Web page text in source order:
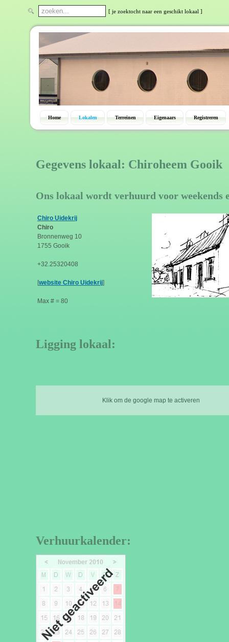
[ je zoektocht naar een geschikt lokaal ]
Home Lokalen Terreinen Eigenaars Registreren
Gegevens lokaal: Chiroheem Gooik
Ons lokaal wordt verhuurd voor weekends
Chiro Uidekrij
Chiro
Bronnenweg 10
1755 Gooik
+32.25320408
[website Chiro Uidekrij]
Max # = 80
Ligging lokaal:
Klik om de google map te activeren
Verhuurkalender: